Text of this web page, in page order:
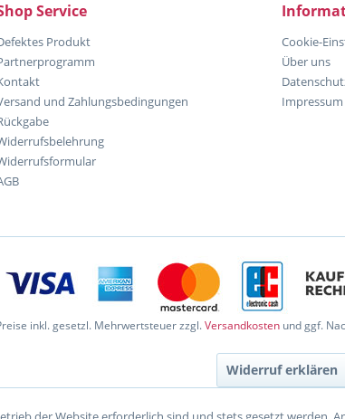
Service
Produkt
und Zahlungsbedingungen
Cookie-
Über uns
Impressum
inkl. gesetzl. Mehrwertsteuer zzgl.Versandkostenund ggf.
Widerruf erklären